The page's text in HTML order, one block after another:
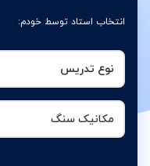
انتخاب استاد توسط خودم:
نوع تدریس
مکانیک سنگ